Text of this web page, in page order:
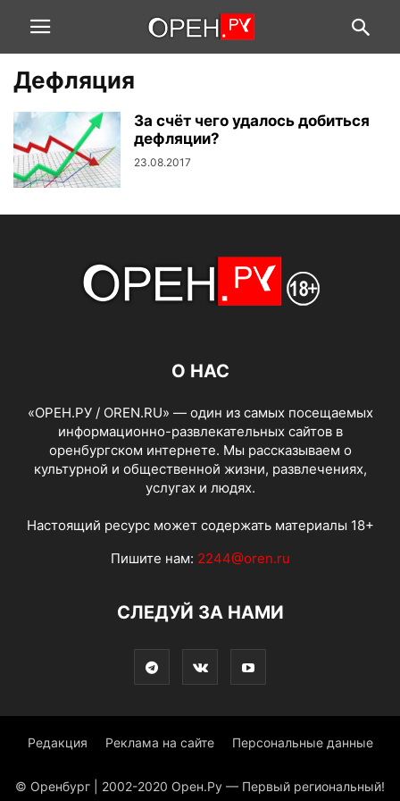
Дефляция
За счёт чего удалось добиться
дефляции?
23.08.2017
О НАС
«ОРЕН.РУ / OREN.RU» — один из самых посещаемых
информационно-развлекательных сайтов в
оренбургском интернете. Мы рассказываем о
культурной и общественной жизни, развлечениях,
услугах и людях.
Настоящий ресурс может содержать материалы 18+
Пишите нам: 2244@oren.ru
СЛЕДУЙ ЗА НАМИ
Редакция Реклама на сайте Персональные данные
© Оренбург | 2002-2020 Орен.Ру — Первый региональный!